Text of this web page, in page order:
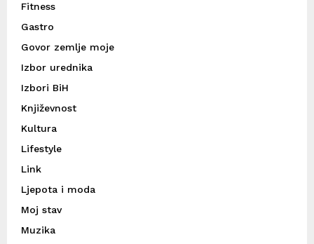
Fitness
Gastro
Govor zemlje moje
Izbor urednika
Izbori BiH
Književnost
Kultura
Lifestyle
Link
Ljepota i moda
Moj stav
Muzika